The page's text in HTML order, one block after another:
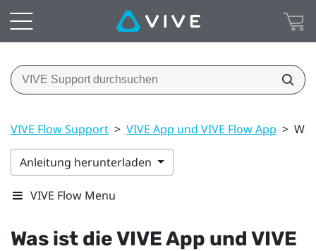
VIVE Flow Support > VIVE App und VIVE Flow App >
Anleitung herunterladen
VIVE Flow Menu
Was ist dieVIVE App und VIVE